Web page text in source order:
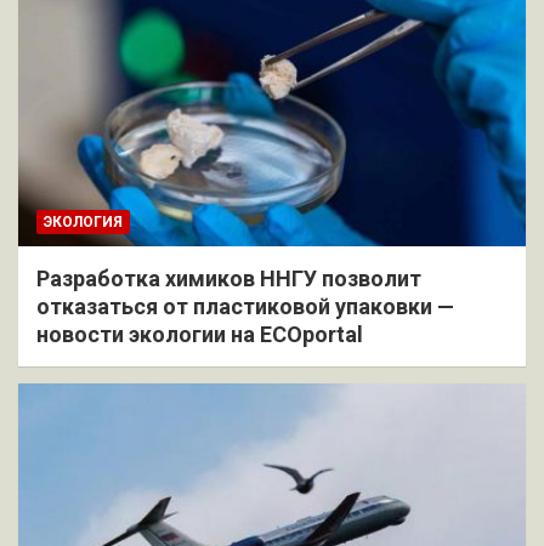
ЭКОЛОГИЯ
Разработка химиков ННГУ позволит
отказаться от пластиковой упаковки —
новости экологии на ECOportal